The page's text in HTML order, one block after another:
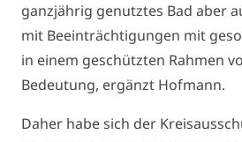
ganzjährig genutztes Bad aber
mit Beeinträchtigungen mit
in einem geschützten Rahmen
Bedeutung, ergänzt Hofmann.
Daher habe sich der